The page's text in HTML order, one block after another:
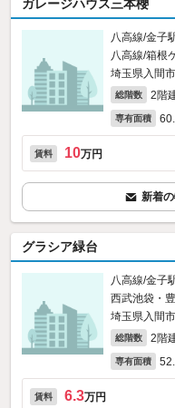
ガレージハウス三本櫻
八高線/金子
八高線/箱根
埼玉県入間
総階数 2階
専有面積
賃料 10万円
新着
グラシア緑台
八高線/金子
西武池袋・
埼玉県入間
総階数 2階
専有面積
賃料 6.3万円